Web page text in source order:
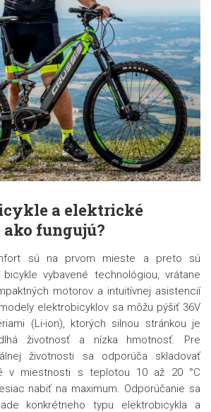
a elektrické
fungujú?
sú na prvom mieste a preto sú
vybavené technológiou, vrátane
motorov a intuitívnej asistencií
elektrobicyklov sa môžu pýšiť 36V
(Li-ion), ktorých silnou stránkou je
životnosť a nízka hmotnosť. Pre
životnosti sa odporúča skladovať
v miestnosti s teplotou 10 až 20 °C
nabiť na maximum. Odporúčanie sa
konkrétneho typu elektrobicykla a